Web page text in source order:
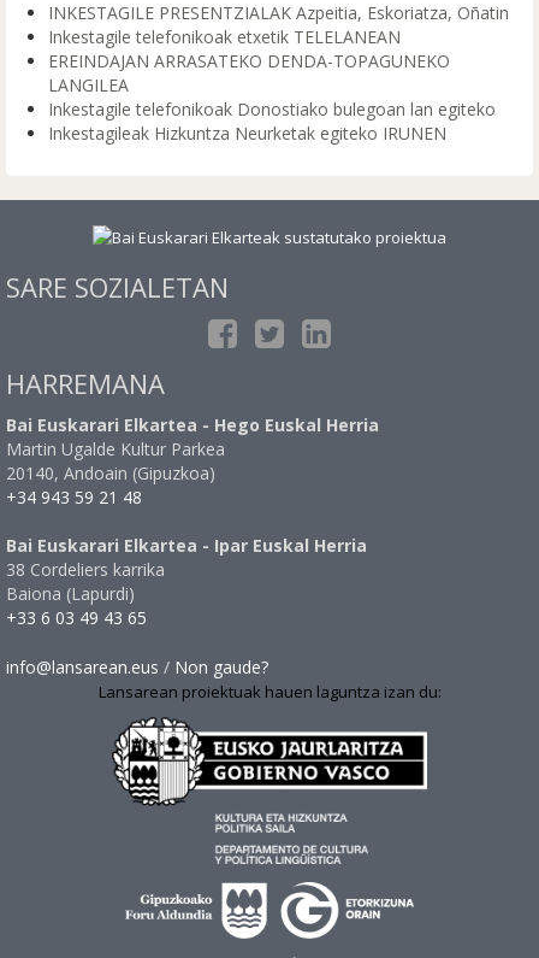
INKESTAGILE PRESENTZIALAK Azpeitia, Eskoriatza, Oñatin
Inkestagile telefonikoak etxetik TELELANEAN
EREINDAJAN ARRASATEKO DENDA-TOPAGUNEKO
LANGILEA
Inkestagile telefonikoak Donostiako bulegoan lan egiteko
Inkestagileak Hizkuntza Neurketak egiteko IRUNEN
SARE SOZIALETAN
HARREMANA
Bai Euskarari Elkartea - Hego Euskal Herria
Martin Ugalde Kultur Parkea
20140, Andoain (Gipuzkoa)
+34 943 59 21 48
Bai Euskarari Elkartea - Ipar Euskal Herria
38 Cordeliers karrika
Baiona (Lapurdi)
+33 6 03 49 43 65
info@lansarean.eus / Non gaude?
Lansarean proiektuak hauen laguntza izan du: